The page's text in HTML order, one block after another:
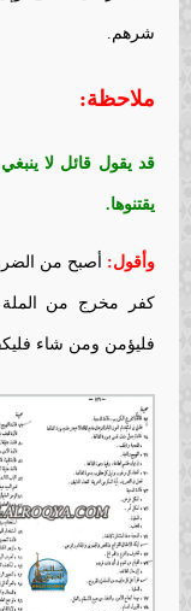
شرهم.
ملاحظة:
قد يقول قائل لا
يقتنوها.
وأقول: أصبح من
كفر مخرج من الملة
فليؤمن ومن شاء